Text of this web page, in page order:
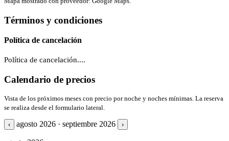
Términos y condiciones
Política de cancelación
Política de cancelación....
Calendario de precios
Vista de los próximos meses con precio por noche y noches mínimas. La reserva
se realiza desde el formulario lateral.
‹ agosto 2026 · septiembre 2026 ›